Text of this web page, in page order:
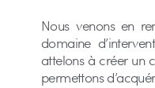
Nous venons en
domaine
attelons à créer un
permettons